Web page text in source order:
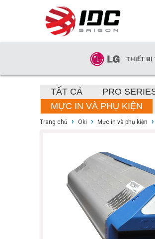
THIẾT BỊ
TẤT CẢ PRO
MỰC IN VÀ PHỤ KIỆN
Trang chủ › Oki › Mực in và phụ kiện ›